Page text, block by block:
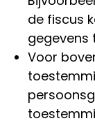
de fiscus
gegevens
Voor